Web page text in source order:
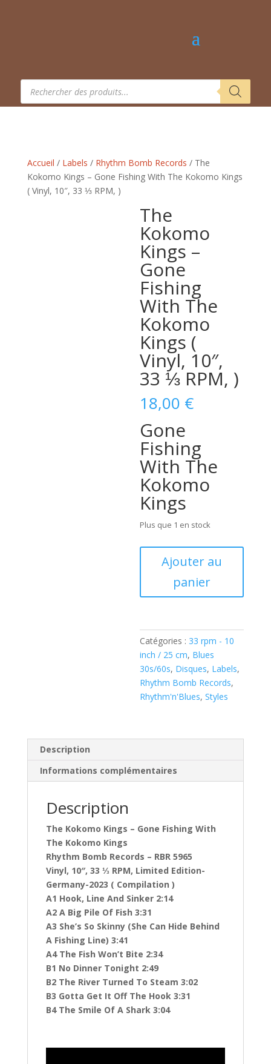
Recherche
produits
Accueil / Labels / Rhythm Bomb Records / The
Kokomo Kings – Gone Fishing With The Kokomo Kings
( Vinyl, 10″, 33 ⅓ RPM, )
The
Kokomo
Kings –
Gone
Fishing
With The
Kokomo
Kings (
Vinyl, 10″,
33 ⅓ RPM, )
18,00 €
Gone
Fishing
With The
Kokomo
Kings
Plus que 1 en stock
Kokomo
Gone
Fishing
With
The
Kokomo
Kings
33
⅓
Ajouter au
panier
Catégories : 33 rpm - 10
inch / 25 cm, Blues
30s/60s, Disques, Labels,
Rhythm Bomb Records,
Rhythm'n'Blues,Styles
Description
Informations complémentaires
Description
The Kokomo Kings – Gone Fishing With
The Kokomo Kings
Rhythm Bomb Records – RBR 5965
Vinyl, 10″, 33 ⅓ RPM, Limited Edition-
Germany-2023 ( Compilation )
A1 Hook, Line And Sinker 2:14
A2 A Big Pile Of Fish 3:31
A3 She’s So Skinny (She Can Hide Behind
A Fishing Line) 3:41
A4 The Fish Won’t Bite 2:34
B1 No Dinner Tonight 2:49
B2 The River Turned To Steam 3:02
B3 Gotta Get It Off The Hook 3:31
B4 The Smile Of A Shark 3:04